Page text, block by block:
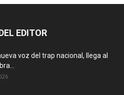
EDITOR
voz del trap nacional, llega al